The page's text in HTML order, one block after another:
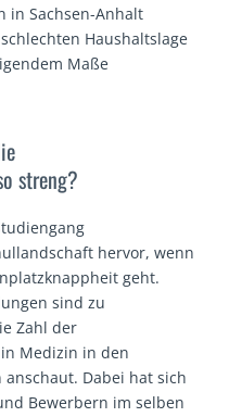
in Sachsen-Anhalt
Haushaltslage
Maße
streng?
hervor, wenn
geht.
sind zu
Zahl der
Medizin in den
Dabei hat sich
Bewerbern im selben